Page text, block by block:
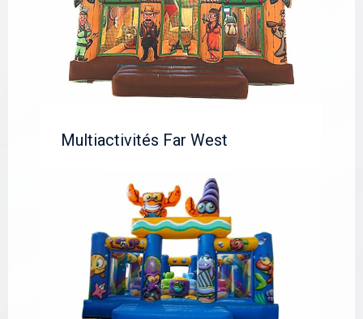
Multiactivités Far West